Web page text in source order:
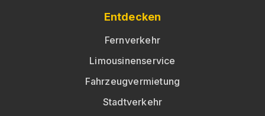
Entdecken
Fernverkehr
Limousinenservice
Fahrzeugvermietung
Stadtverkehr